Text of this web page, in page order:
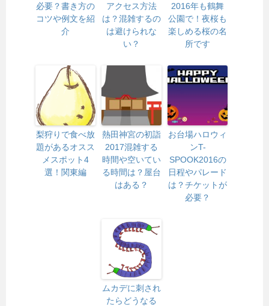
必要？書き方の
コツや例文を紹
介
アクセス方法
は？混雑するの
は避けられな
い？
2016年も鶴舞
公園で！夜桜も
楽しめる桜の名
所です
梨狩りで食べ放
題があるオスス
メスポット4
選！関東編
熱田神宮の初詣
2017混雑する
時間や空いてい
る時間は？屋台
はある？
お台場ハロウィ
ンT-
SPOOK2016の
日程やパレード
は？チケットが
必要？
ムカデに刺され
たらどうなる